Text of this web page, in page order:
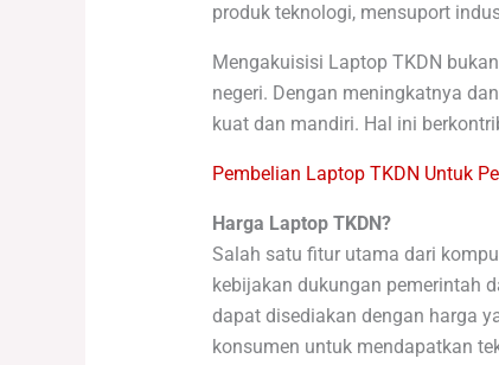
produk teknologi, mensuport
Mengakuisisi Laptop TKDN
negeri. Dengan meningkatnya
kuat dan mandiri. Hal ini
Pembelian Laptop TKDN Untuk
Harga Laptop TKDN?
Salah satu fitur utama dari
kebijakan dukungan pemerintah
dapat disediakan dengan harga
konsumen untuk mendapatkan